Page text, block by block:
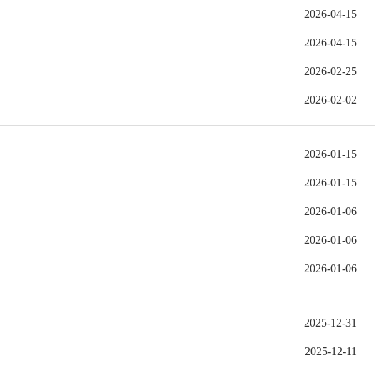
2026-04-15
2026-04-15
2026-02-25
2026-02-02
2026-01-15
2026-01-15
2026-01-06
2026-01-06
2026-01-06
2025-12-31
2025-12-11